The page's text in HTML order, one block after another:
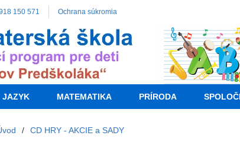
150 571 Ochrana súkromia
JAZYK MATEMATIKA PRÍRODA
/ CD HRY - AKCIE a SADY